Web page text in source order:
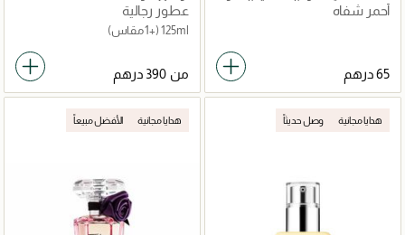
يدوم طويلاً
أحمر شفاه
عطور رجالية
125ml (+1 مقاس)
من
هدايا مجانية وصل حديثاً هدايا مجانية الأفضل مبيعاً